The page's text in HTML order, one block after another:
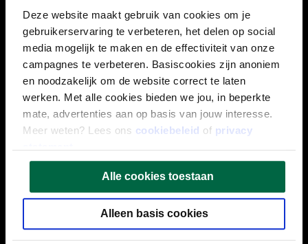
Deze website maakt gebruik van cookies om je
gebruikerservaring te verbeteren, het delen op social
media mogelijk te maken en de effectiviteit van onze
campagnes te verbeteren. Basiscookies zijn anoniem
en noodzakelijk om de website correct te laten
werken. Met alle cookies bieden we jou, in beperkte
mate, advertenties aan op basis van jouw interesse.
Meer weten? Lees ons cookiebeleid of privacy
Alle cookies toestaan
Alleen basis cookies